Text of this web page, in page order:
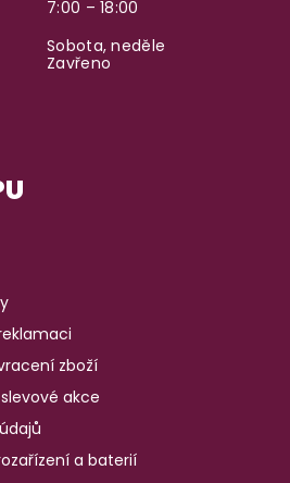
7:00 – 18:00
Sobota, neděle
Zavřeno
zboží
akce
a baterií